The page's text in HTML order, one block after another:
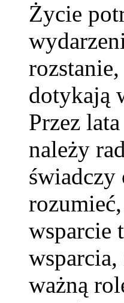
Życie
dotykają
Przez
należy
świadczy
wsparcie
ważną